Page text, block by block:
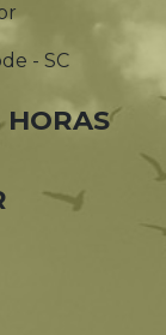
- SC